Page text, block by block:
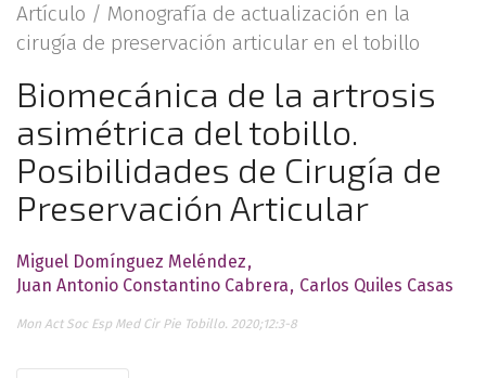
Artículo / Monografía de actualización en la
cirugía de preservación articular en el tobillo
Biomecánica de la artrosis
asimétrica del tobillo.
Posibilidades de Cirugía de
Preservación Articular
Miguel Domínguez Meléndez
Juan Antonio Constantino Cabrera
Carlos Quiles Casas
Mon Act Soc Esp Med Cir Pie Tobillo. 2020;12:3-8